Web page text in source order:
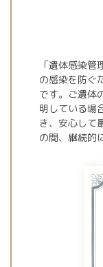
「遺体感染
の感染を防ぐ
です。ご遺体
明している場
き、安心して
の間、継続的